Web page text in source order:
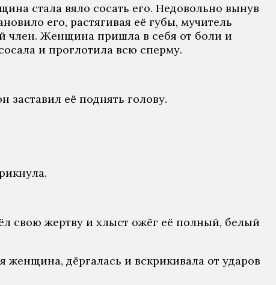
стала вяло сосать его. Недовольно вынув
его, растягивая её губы, мучитель
член. Женщина пришла в себя от боли и
и проглотила всю сперму.
её поднять голову.
свою жертву и хлыст ожёг её полный, белый
дёргалась и вскрикивала от ударов